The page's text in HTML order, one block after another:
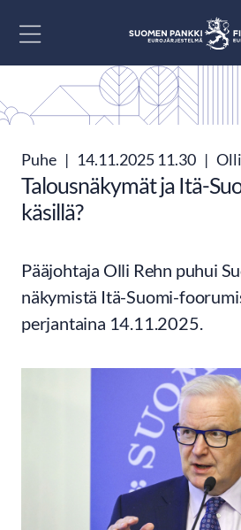
Puhe | 14.11.2025 11.30 |
Talousnäkymät ja Itä-
käsillä?
Pääjohtaja Olli Rehn puhui
näkymistä Itä-Suomi-
perjantaina 14.11.2025.